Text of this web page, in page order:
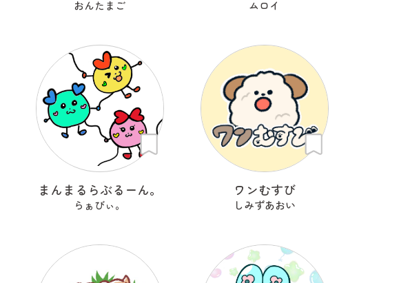
おんたまご ムロイ
まんまるらぶるーん。
らぁびぃ。
ワンむすび
しみずあおい